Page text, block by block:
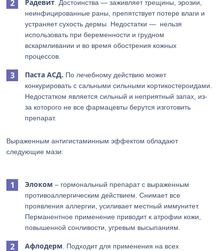
Радевит . Достоинства — заживляет трещины, эрозии,
неинфицированные раны, препятствует потере влаги и
устраняет сухость дермы. Недостатки — нельзя
использовать при беременности и грудном
вскармливании и во время обострения кожных
процессов.
Паста АСД. По лечебному действию может
конкурировать с сальными сильными кортикостероидами.
Недостатком является сильный и неприятный запах, из-
за которого не все фармацевты берутся изготовить
препарат.
Выраженным антигистаминным эффектом обладают
следующие мази:
Элоком – гормональный препарат с выраженным
противоаллергическим действием. Снимает все
проявления аллергии, усиливает местный иммунитет.
Перманентное применение приводит к атрофии кожи,
повышенной сонливости, угревым высыпаниям.
Афлодерм . Подходит для применения на всех